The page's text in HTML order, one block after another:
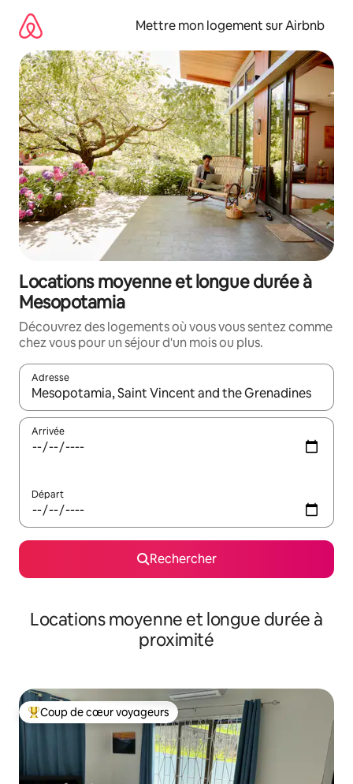
directement
contenu
Mettre mon logement sur Airbnb
Locations moyenne et longue durée à
Mesopotamia
Découvrez des logements où vous vous sentez comme
chez vous pour un séjour d'un mois ou plus.
Adresse
Lorsque les résultats s'affichent, utilisez les flèches vers le
Arrivée
Départ
Rechercher
Locations moyenne et longue durée à
proximité
Coups de cœur voyageurs les plus appréciés
Coup de cœur voyageurs